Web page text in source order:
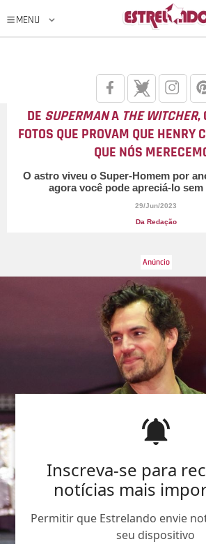
Inscreva-se para
notícias mais
Permitir que Estrelando envie
seu dispositivo
DE SUPERMANA THE WITCHER,
FOTOS QUE PROVAM QUE HENRY
QUE NÓS
O astro viveu o Super-Homem por
agora você pode apreciá-lo
29/Jun/2023
Da Redação